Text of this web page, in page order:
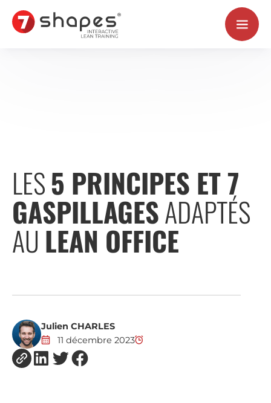
contenu
LES5 PRINCIPES ET 7
GASPILLAGESADAPTÉS
AU LEAN OFFICE
Julien CHARLES
11 décembre 2023